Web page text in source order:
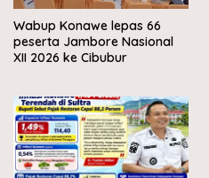
Wabup Konawe lepas 66
peserta Jambore Nasional
XII 2026 ke Cibubur